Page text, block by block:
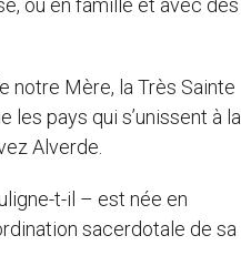
ou en famille et avec des
notre Mère, la Très Sainte
pays qui s’unissent à la
Alverde.
t-il – est née en
sacerdotale de sa